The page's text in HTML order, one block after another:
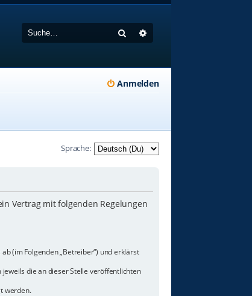
Suche
Anmelden
Sprache:
Vertrag mit folgenden Regelungen
(im Folgenden „Betreiber“) und erklärst
die an dieser Stelle veröffentlichten
werden.